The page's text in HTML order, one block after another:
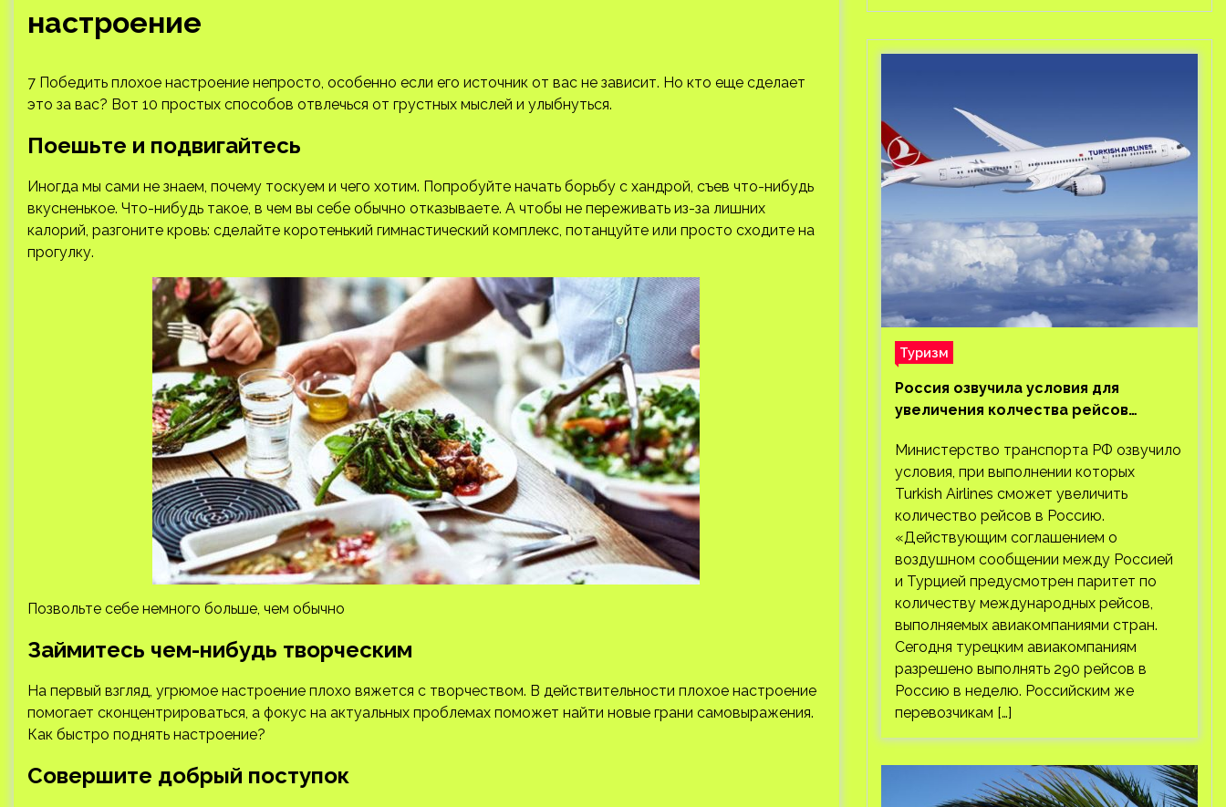
настроение
7 Победить плохое настроение непросто, особенно если его источник от вас не зависит. Но кто еще сделает
это за вас? Вот 10 простых способов отвлечься от грустных мыслей и улыбнуться.
Поешьте и подвигайтесь
Иногда мы сами не знаем, почему тоскуем и чего хотим. Попробуйте начать борьбу с хандрой, съев что-нибудь
вкусненькое. Что-нибудь такое, в чем вы себе обычно отказываете. А чтобы не переживать из-за лишних
калорий, разгоните кровь: сделайте коротенький гимнастический комплекс, потанцуйте или просто сходите на
прогулку.
Позвольте себе немного больше, чем обычно
Займитесь чем-нибудь творческим
На первый взгляд, угрюмое настроение плохо вяжется с творчеством. В действительности плохое настроение
помогает сконцентрироваться, а фокус на актуальных проблемах поможет найти новые грани самовыражения.
Как быстро поднять настроение?
Совершите добрый поступок
Туризм
Россия озвучила условия для
увеличения колчества рейсов
Министерство транспорта РФ озвучило
условия, при выполнении которых
Turkish Airlines сможет увеличить
количество рейсов в Россию.
«Действующим соглашением о
воздушном сообщении между Россией
и Турцией предусмотрен паритет по
количеству международных рейсов,
выполняемых авиакомпаниями стран.
Сегодня турецким авиакомпаниям
разрешено выполнять 290 рейсов в
Россию в неделю. Российским же
перевозчикам […]